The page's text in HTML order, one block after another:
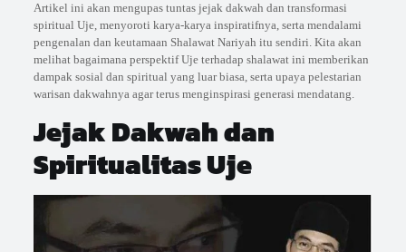
Artikel ini akan mengupas tuntas jejak dakwah dan transformasi
spiritual Uje, menyoroti karya-karya inspiratifnya, serta mendalami
pengenalan dan keutamaan Shalawat Nariyah itu sendiri. Kita akan
melihat bagaimana perspektif Uje terhadap shalawat ini memberikan
dampak sosial dan spiritual yang luar biasa, serta upaya pelestarian
warisan dakwahnya agar terus menginspirasi generasi mendatang.
Jejak Dakwah dan
Spiritualitas Uje